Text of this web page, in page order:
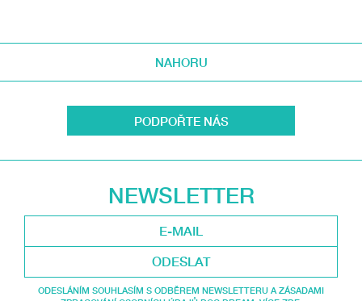
NAHORU
PODPOŘTE NÁS
NEWSLETTER
ODESLAT
ODESLÁNÍM SOUHLASÍM S ODBĚREM NEWSLETTERU A ZÁSADAMI